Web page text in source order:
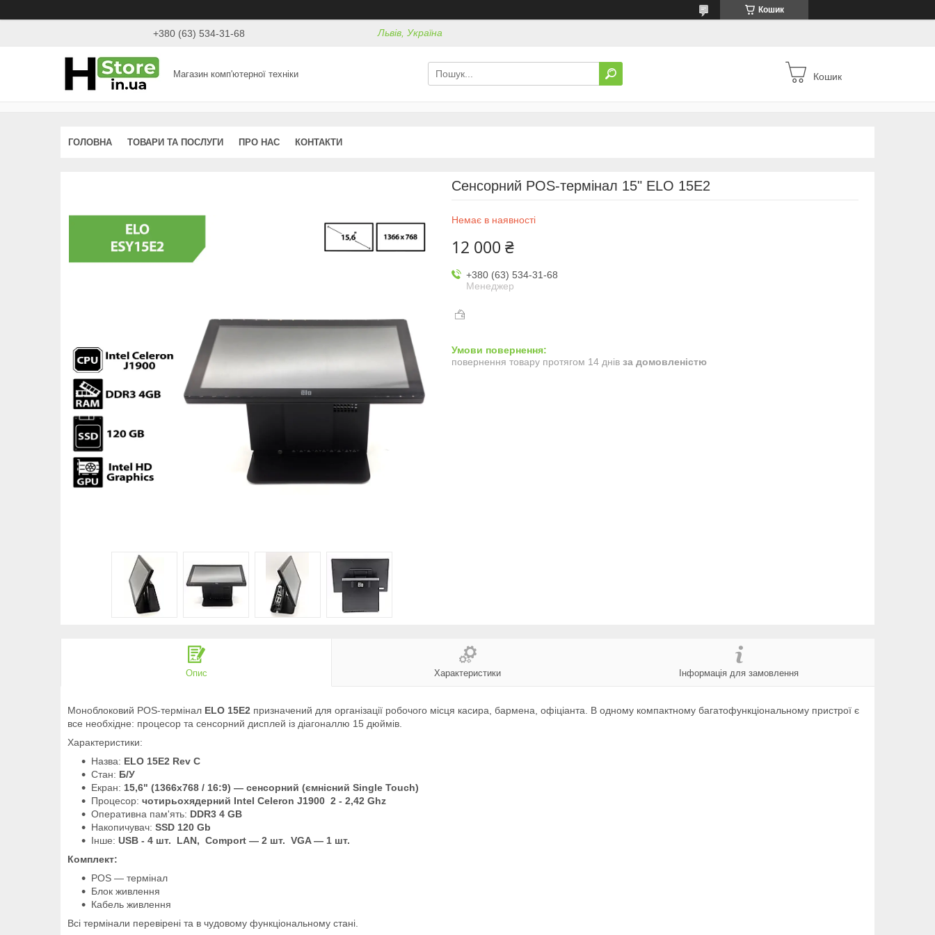
Кошик
+380 (63) 534-31-68 Львів, Україна
Магазин комп'ютерної техніки Кошик
ГОЛОВНА ТОВАРИ ТА ПОСЛУГИ ПРО НАС КОНТАКТИ
Сенсорний POS-термінал 15" ELO 15Е2
Немає в наявності
12 000 ₴
+380 (63) 534-31-68
Менеджер
повернення товару протягом 14 днів за домовленістю
Опис Характеристики Інформація для замовлення
Моноблоковий POS-термінал ELO 15Е2 призначений для організації робочого місця касира, бармена, офіціанта. В одному компактному багатофункціональному пристрої є
все необхідне: процесор та сенсорний дисплей із діагоналлю 15 дюймів.
Характеристики:
Назва: ELO 15Е2 Rev C
Стан: Б/У
Екран: 15,6" (1366x768 / 16:9) — сенсорний (ємнісний Single Touch)
Процесор: чотирьохядерний Intel Celeron J1900 2 - 2,42 Ghz
Оперативна пам'ять: DDR3 4 GB
Накопичувач: SSD 120 Gb
Інше: USB - 4 шт. LAN, Comport — 2 шт. VGA — 1 шт.
Комплект:
POS — термінал
Блок живлення
Кабель живлення
Всі термінали перевірені та в чудовому функціональному стані.